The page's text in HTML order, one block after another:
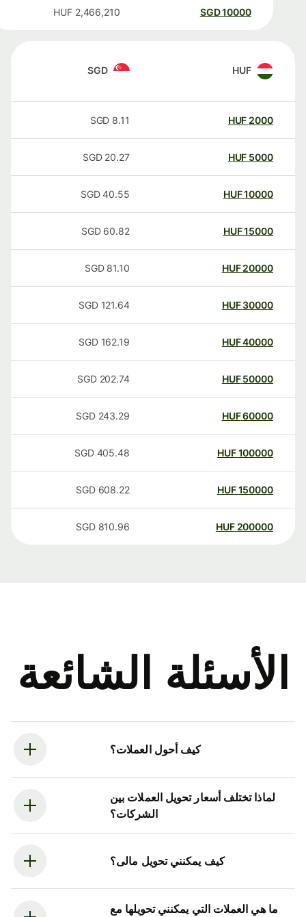
10000
SGD
2,466,210
HUF
HUF
SGD
2000
HUF
8.11
SGD
5000
HUF
20.27
SGD
10000
HUF
40.55
SGD
15000
HUF
60.82
SGD
20000
HUF
81.10
SGD
30000
HUF
121.64
SGD
40000
HUF
162.19
SGD
50000
HUF
202.74
SGD
60000
HUF
243.29
SGD
100000
HUF
405.48
SGD
150000
HUF
608.22
SGD
200000
HUF
810.96
SGD
الأسئلة الشائعة
كيف أحول العملات؟
لماذا تختلف أسعار تحويل العملات بين
الشركات؟
كيف يمكنني تحويل مالى؟
ما هي العملات التي يمكنني تحويلها مع